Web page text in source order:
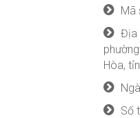
Mã
Địa
Hòa,
Số